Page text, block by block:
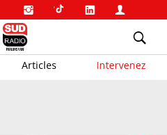
Articles Intervenez